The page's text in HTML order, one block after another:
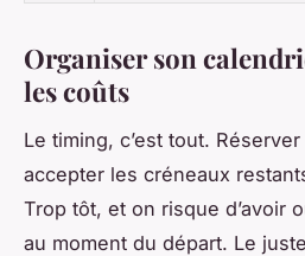
Organiser son
les coûts
Le timing, c’est tout.
accepter les créneaux
Trop tôt, et on risque d’avoir
au moment du départ. Le